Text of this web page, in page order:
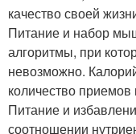
качество своей
Питание и набор
алгоритмы, при
невозможно.
количество
Питание и
соотношении